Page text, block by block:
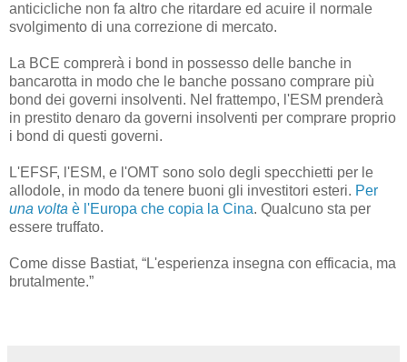
anticicliche non fa altro che ritardare ed acuire il normale
svolgimento di una correzione di mercato.
La BCE comprerà i bond in possesso delle banche in
bancarotta in modo che le banche possano comprare più
bond dei governi insolventi. Nel frattempo, l'ESM prenderà
in prestito denaro da governi insolventi per comprare proprio
i bond di questi governi.
L'EFSF, l'ESM, e l'OMT sono solo degli specchietti per le
allodole, in modo da tenere buoni gli investitori esteri. Per
una volta è l'Europa che copia la Cina. Qualcuno sta per
essere truffato.
Come disse Bastiat, “L'esperienza insegna con efficacia, ma
brutalmente.”